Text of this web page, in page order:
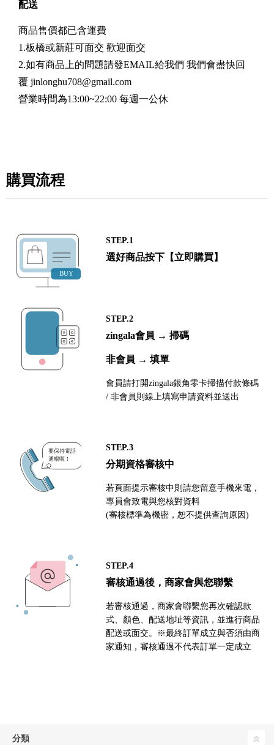
配送
商品售價都已含運費
1.板橋或新莊可面交 歡迎面交
2.如有商品上的問題請發EMAIL給我們 我們會盡快回
覆 jinlonghu708@gmail.com
營業時間為13:00~22:00 每週一公休
購買流程
STEP.1
選好商品按下【立即購買】
STEP.2
zingala會員 → 掃碼
非會員 → 填單
會員請打開zingala銀角零卡掃描付款條碼
/ 非會員則線上填寫申請資料並送出
STEP.3
分期資格審核中
若頁面提示審核中則請您留意手機來電，
專員會致電與您核對資料
(審核標準為機密，恕不提供查詢原因)
STEP.4
審核通過後，商家會與您聯繫
若審核通過，商家會聯繫您再次確認款
式、顏色、配送地址等資訊，並進行商品
配送或面交。※最終訂單成立與否須由商
家通知，審核通過不代表訂單一定成立
分類